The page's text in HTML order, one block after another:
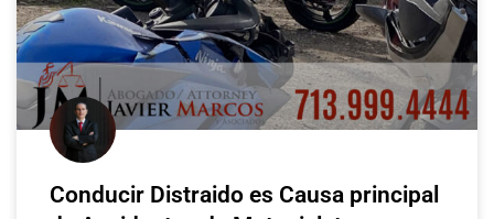
Conducir Distraido es Causa principal